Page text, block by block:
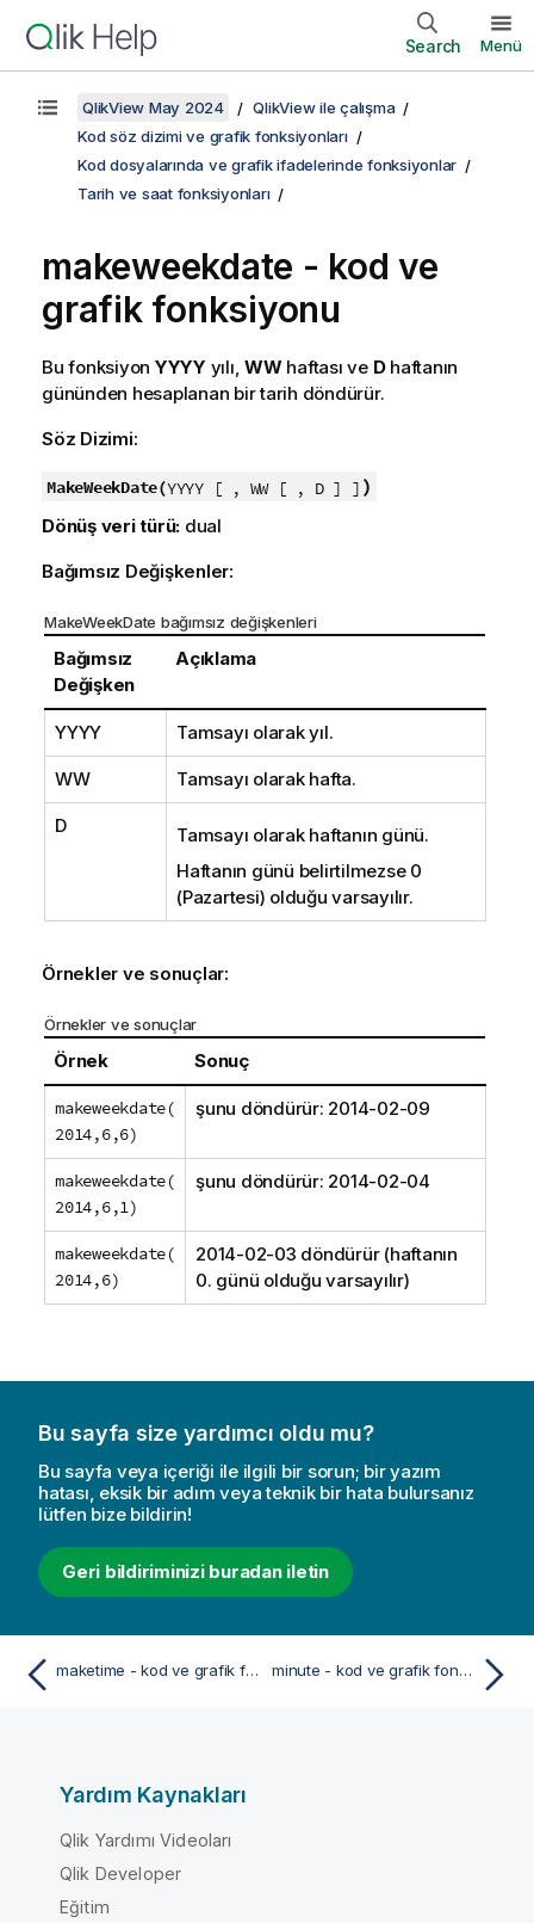
Search Menü
QlikView May 2024
QlikView ile çalışma
Kod söz dizimi ve grafik fonksiyonları
Kod dosyalarında ve grafik ifadelerinde fonksiyonlar
Tarih ve saat fonksiyonları
makeweekdate - kod ve
grafik fonksiyonu
Bu fonksiyon YYYY yılı, WW haftası ve Dhaftanın
gününden hesaplanan bir tarih döndürür.
Söz Dizimi:
MakeWeekDate(YYYY [ , WW [ , D ] ] )
Dönüş veri türü: dual
Bağımsız Değişkenler:
MakeWeekDate bağımsız değişkenleri
Bağımsız
Değişken
Açıklama
YYYY Tamsayı olarak yıl.
WW Tamsayı olarak hafta.
D
Tamsayı olarak haftanın günü.
Haftanın günü belirtilmezse 0
(Pazartesi) olduğu varsayılır.
Örnekler ve sonuçlar:
Örnekler ve sonuçlar
Örnek Sonuç
makeweekdate(
2014,6,6)
şunu döndürür: 2014-02-09
makeweekdate(
2014,6,1)
şunu döndürür: 2014-02-04
makeweekdate(
2014,6)
2014-02-03 döndürür (haftanın
0. günü olduğu varsayılır)
Bu sayfa size yardımcı oldu mu?
Bu sayfa veya içeriği ile ilgili bir sorun; bir yazım
hatası, eksik bir adım veya teknik bir hata bulursanız
lütfen bize bildirin!
Geri bildiriminizi buradan iletin
maketime - kod ve grafik fonksiyonu minute - kod ve grafik fonksiyonu
Yardım Kaynakları
Qlik Yardımı Videoları
Qlik Developer
Eğitim